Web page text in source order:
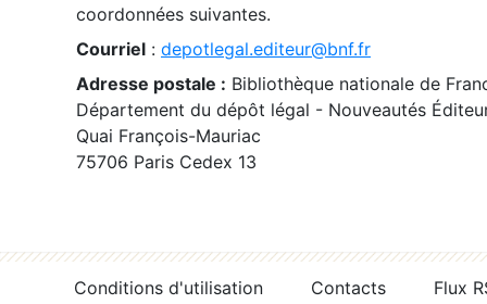
coordonnées suivantes.
Courriel : depotlegal.editeur@bnf.fr
Adresse postale : Bibliothèque nationale de
Département du dépôt légal - Nouveautés
Quai François-Mauriac
75706 Paris Cedex 13
Conditions d'utilisation Contacts
Flux